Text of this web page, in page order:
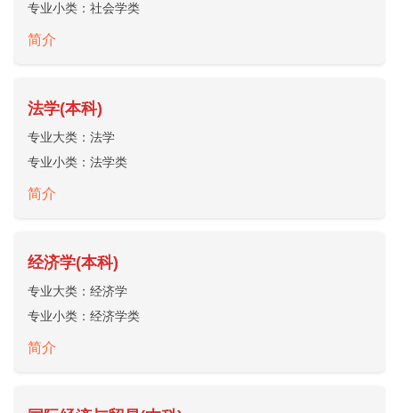
专业小类： 社会学类
简介
法学(本科)
专业大类： 法学
专业小类： 法学类
简介
经济学(本科)
专业大类： 经济学
专业小类： 经济学类
简介